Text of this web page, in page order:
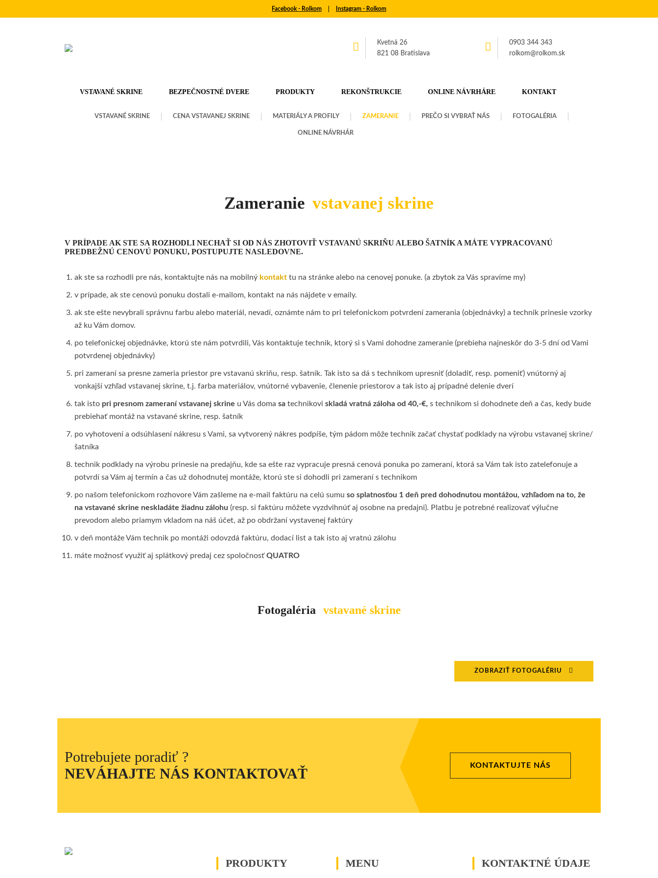
Facebook - Rolkom Instagram - Rolkom
Kvetná 26
821 08 Bratislava
0903 344 343
rolkom@rolkom.sk
VSTAVANÉ SKRINE BEZPEČNOSTNÉ DVERE PRODUKTY REKONŠTRUKCIE ONLINE NÁVRHÁRE KONTAKT
VSTAVANÉ SKRINE CENA VSTAVANEJ SKRINE MATERIÁLY A PROFILY ZAMERANIE PREČO SI VYBRAŤ NÁS FOTOGALÉRIA
ONLINE NÁVRHÁR
Zameranie vstavanej skrine
V PRÍPADE AK STE SA ROZHODLI NECHAŤ SI OD NÁS ZHOTOVIŤ VSTAVANÚ SKRIŇU ALEBO ŠATNÍK A MÁTE VYPRACOVANÚ
PREDBEŽNÚ CENOVÚ PONUKU, POSTUPUJTE NASLEDOVNE.
ak ste sa rozhodli pre nás, kontaktujte nás na mobilný kontakt tu na stránke alebo na cenovej ponuke. (a zbytok za Vás spravíme my)
v prípade, ak ste cenovú ponuku dostali e-mailom, kontakt na nás nájdete v emaily.
ak ste ešte nevybrali správnu farbu alebo materiál, nevadí, oznámte nám to pri telefonickom potvrdení zamerania (objednávky) a technik prinesie vzorky
až ku Vám domov.
po telefonickej objednávke, ktorú ste nám potvrdili, Vás kontaktuje technik, ktorý si s Vami dohodne zameranie (prebieha najneskôr do 3-5 dní od Vami
potvrdenej objednávky)
pri zameraní sa presne zameria priestor pre vstavanú skriňu, resp. šatník. Tak isto sa dá s technikom upresniť (doladiť, resp. pomeniť) vnútorný aj
vonkajší vzhľad vstavanej skrine, t.j. farba materiálov, vnútorné vybavenie, členenie priestorov a tak isto aj prípadné delenie dverí
tak isto pri presnom zameraní vstavanej skrine u Vás doma sa technikovi skladá vratná záloha od 40,-€, s technikom si dohodnete deň a čas, kedy bude
prebiehať montáž na vstavané skrine, resp. šatník
po vyhotovení a odsúhlasení nákresu s Vami, sa vytvorený nákres podpíše, tým pádom môže technik začať chystať podklady na výrobu vstavanej skrine/
šatníka
technik podklady na výrobu prinesie na predajňu, kde sa ešte raz vypracuje presná cenová ponuka po zameraní, ktorá sa Vám tak isto zatelefonuje a
potvrdí sa Vám aj termín a čas už dohodnutej montáže, ktorú ste si dohodli pri zameraní s technikom
po našom telefonickom rozhovore Vám zašleme na e-mail faktúru na celú sumu so splatnosťou 1 deň pred dohodnutou montážou, vzhľadom na to, že
na vstavané skrine neskladáte žiadnu zálohu (resp. si faktúru môžete vyzdvihnúť aj osobne na predajni). Platbu je potrebné realizovať výlučne
prevodom alebo priamym vkladom na náš účet, až po obdržaní vystavenej faktúry
v deň montáže Vám technik po montáži odovzdá faktúru, dodací list a tak isto aj vratnú zálohu
máte možnosť využiť aj splátkový predaj cez spoločnosťQUATRO
Fotogaléria vstavané skrine
ZOBRAZIŤ FOTOGALÉRIU
Potrebujete poradiť ?
NEVÁHAJTE NÁS KONTAKTOVAŤ
KONTAKTUJTE NÁS
PRODUKTY MENU KONTAKTNÉ ÚDAJE